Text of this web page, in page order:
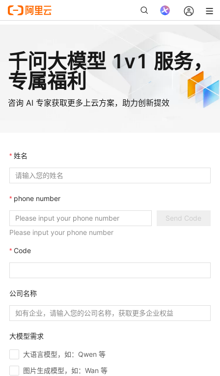
千问大模型 1v1 服务，
专属福利
咨询 AI 专家获取更多上云方案，助力创新提效
姓名
phone number
Send Code
Please input your phone number
Code
公司名称
大模型需求
大语言模型，如：Qwen 等
图片生成模型，如：Wan 等